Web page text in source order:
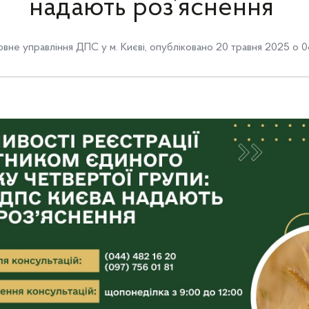
надають роз’яснення
управління ДПС у м. Києві, опубліковано 20 травня 2025 о